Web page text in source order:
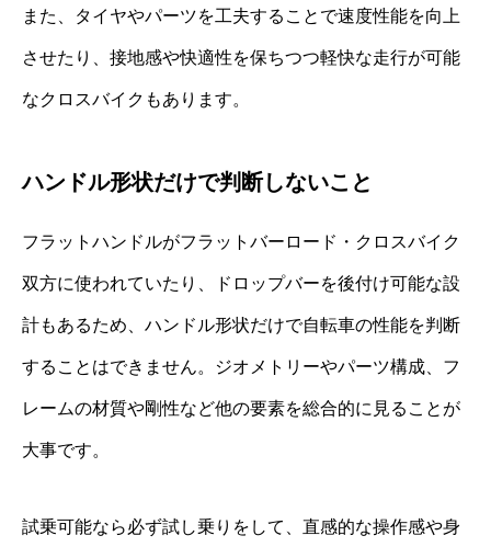
また、タイヤやパーツを工夫することで速度性能を向上
させたり、接地感や快適性を保ちつつ軽快な走行が可能
なクロスバイクもあります。
ハンドル形状だけで判断しないこと
フラットハンドルがフラットバーロード・クロスバイク
双方に使われていたり、ドロップバーを後付け可能な設
計もあるため、ハンドル形状だけで自転車の性能を判断
することはできません。ジオメトリーやパーツ構成、フ
レームの材質や剛性など他の要素を総合的に見ることが
大事です。
試乗可能なら必ず試し乗りをして、直感的な操作感や身